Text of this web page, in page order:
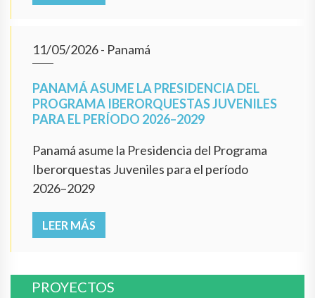
11/05/2026- Panamá
PANAMÁ ASUME LA PRESIDENCIA DEL
PROGRAMA IBERORQUESTAS JUVENILES
PARA EL PERÍODO 2026–2029
Panamá asume la Presidencia del Programa
Iberorquestas Juveniles para el período
2026–2029
LEER MÁS
PROYECTOS